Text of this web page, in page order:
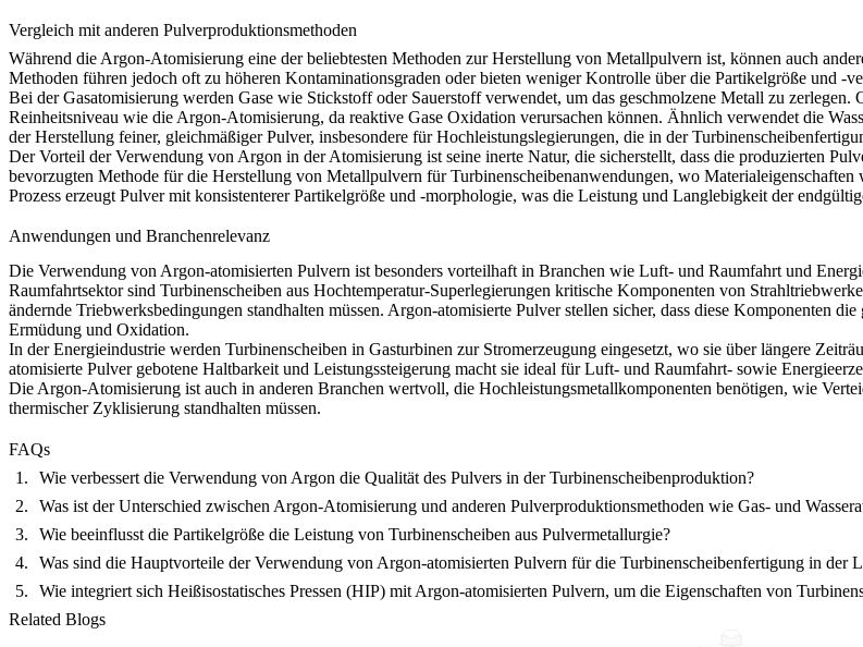
Vergleich mit anderen Pulverproduktionsmethoden
Während die Argon-Atomisierung eine der beliebtesten Methoden zur Herstellung von Metallpulvern ist, können auch
Methoden führen jedoch oft zu höheren Kontaminationsgraden oder bieten weniger Kontrolle über die Partikelgröße und -
Bei derGasatomisierung werden Gase wie Stickstoff oder Sauerstoff verwendet, um das geschmolzene Metall zu
Reinheitsniveau wie die Argon-Atomisierung, da reaktive Gase Oxidation verursachen können. Ähnlich verwendet die
der Herstellung feiner, gleichmäßiger Pulver, insbesondere für Hochleistungslegierungen, die in der
Der Vorteil der Verwendung von Argon in der Atomisierung ist seine inerte Natur, die sicherstellt, dass die produzierten
bevorzugten Methode für die Herstellung von Metallpulvern fürTurbinenscheibenanwendungen, wo
Prozess erzeugt Pulver mit konsistenterer Partikelgröße und -morphologie, was die Leistung und Langlebigkeit der
Anwendungen und Branchenrelevanz
Die Verwendung von Argon-atomisierten Pulvern ist besonders vorteilhaft in Branchen wie Luft- und Raumfahrt und
Raumfahrtsektor sind Turbinenscheiben aus Hochtemperatur-Superlegierungen kritische Komponenten von
ändernde Triebwerksbedingungen standhalten müssen. Argon-atomisierte Pulver stellen sicher, dass diese Komponenten
Ermüdung und Oxidation.
In derEnergieindustrie werden Turbinenscheiben in Gasturbinen zur Stromerzeugung eingesetzt, wo sie über längere
atomisierte Pulver gebotene Haltbarkeit und Leistungssteigerung macht sie ideal für Luft- und Raumfahrt- sowie
Die Argon-Atomisierung ist auch in anderen Branchen wertvoll, die Hochleistungsmetallkomponenten benötigen, wie
thermischer Zyklisierung standhalten müssen.
FAQs
Wie verbessert die Verwendung von Argon die Qualität des Pulvers in der Turbinenscheibenproduktion?
Was ist der Unterschied zwischen Argon-Atomisierung und anderen Pulverproduktionsmethoden wie Gas- und
Wie beeinflusst die Partikelgröße die Leistung von Turbinenscheiben aus Pulvermetallurgie?
Was sind die Hauptvorteile der Verwendung von Argon-atomisierten Pulvern für die Turbinenscheibenfertigung in der
Wie integriert sich Heißisostatisches Pressen (HIP) mit Argon-atomisierten Pulvern, um die Eigenschaften von
Related Blogs